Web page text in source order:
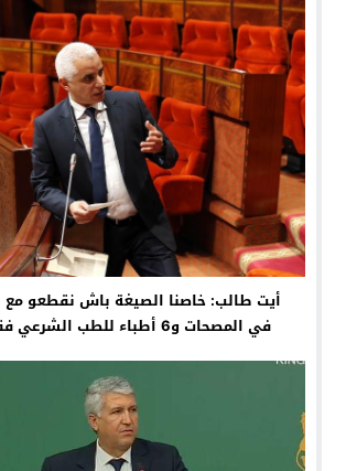
أيت طالب: خاصنا الصيغة باش نقطعو
في المصحات و6 أطباء للطب الشرعي فقط بالمغرب